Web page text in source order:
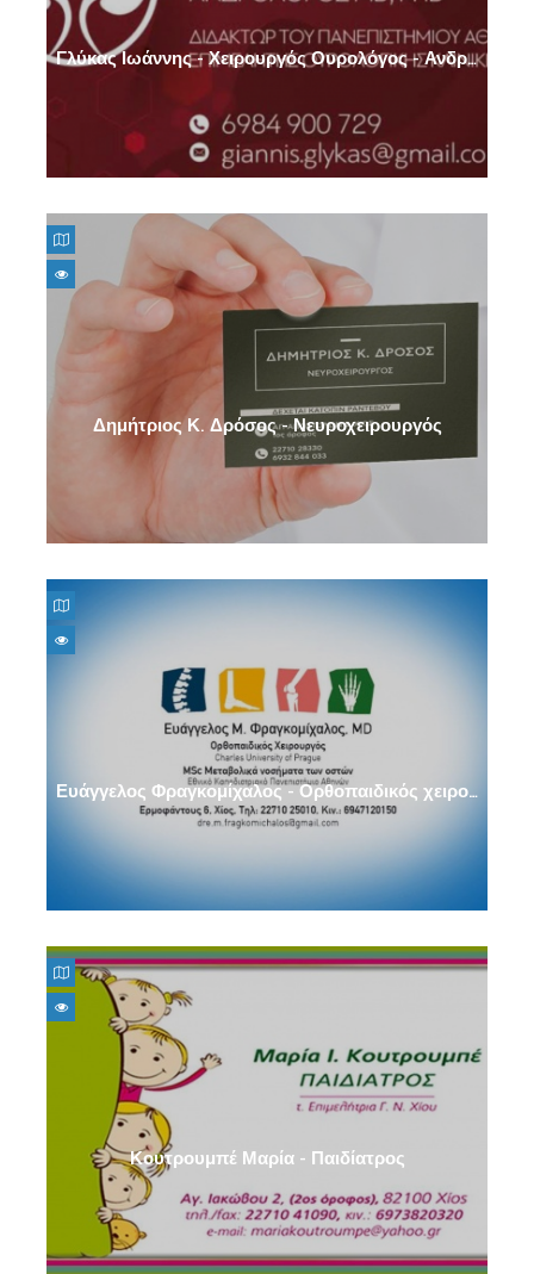
Ενδοσκόποι
Ενδοκρινολόγοι - Διαβητολόγοι
Νευροχειρουργός
Νεφρολόγοι
Χειρουργοί - Ουρολόγοι - Ανδρολόγοι
Μαίες / Μαιευτές
Γλύκας Ιωάννης - Χειρουργός Ουρολόγος - Ανδρολόγος
Δημήτριος Κ. Δρόσος - Νευροχειρουργός
Ευάγγελος Φραγκομίχαλος - Ορθοπαιδικός χειρουργός
Κουτρουμπέ Μαρία - Παιδίατρος